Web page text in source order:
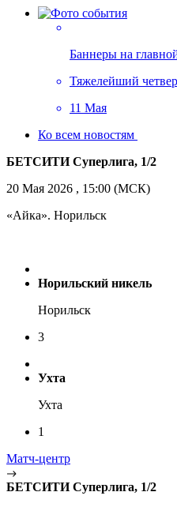
Баннеры на
Тяжелейший
11 Мая
Ко всем новостям
БЕТСИТИ Суперлига, 1/2
20 Мая 2026 , 15:00 (МСК)
«Айка». Норильск
Норильский никель
Норильск
3
Ухта
Ухта
1
Матч-центр
БЕТСИТИ Суперлига, 1/2